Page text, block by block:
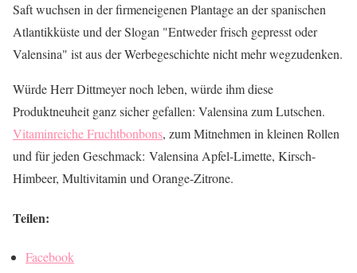
Saft wuchsen in der firmeneigenen Plantage an der spanischen
Atlantikküste und der Slogan "Entweder frisch gepresst oder
Valensina" ist aus der Werbegeschichte nicht mehr wegzudenken.
Würde Herr Dittmeyer noch leben, würde ihm diese
Produktneuheit ganz sicher gefallen: Valensina zum Lutschen.
Vitaminreiche Fruchtbonbons, zum Mitnehmen in kleinen Rollen
und für jeden Geschmack: Valensina Apfel-Limette, Kirsch-
Himbeer, Multivitamin und Orange-Zitrone.
Teilen:
Facebook